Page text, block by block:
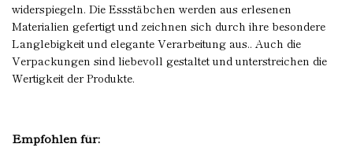
widerspiegeln. Die Essstäbchen werden aus erlesenen
Materialien gefertigt und zeichnen sich durch ihre besondere
Langlebigkeit und elegante Verarbeitung aus.. Auch die
Verpackungen sind liebevoll gestaltet und unterstreichen die
Wertigkeit der Produkte.
Empfohlen für: